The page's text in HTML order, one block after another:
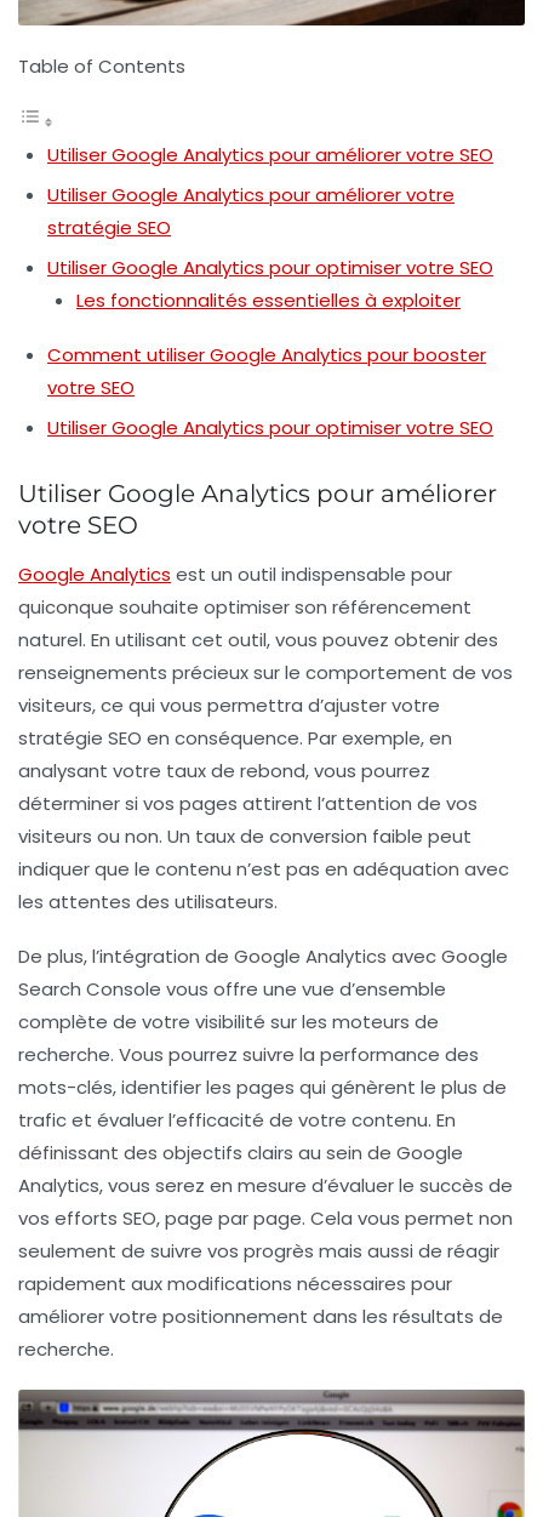
Table of Contents
Utiliser Google Analytics pour améliorer votre SEO
Utiliser Google Analytics pour améliorer votre
stratégie SEO
Utiliser Google Analytics pour optimiser votre SEO
Les fonctionnalités essentielles à exploiter
Comment utiliser Google Analytics pour booster
votre SEO
Utiliser Google Analytics pour optimiser votre SEO
Utiliser Google Analytics pour améliorer
votre SEO
Google Analytics est un outil indispensable pour
quiconque souhaite optimiser son référencement
naturel. En utilisant cet outil, vous pouvez obtenir des
renseignements précieux sur le comportement de vos
visiteurs, ce qui vous permettra d’ajuster votre
stratégie SEO en conséquence. Par exemple, en
analysant votre taux de rebond, vous pourrez
déterminer si vos pages attirent l’attention de vos
visiteurs ou non. Un taux de conversion faible peut
indiquer que le contenu n’est pas en adéquation avec
les attentes des utilisateurs.
De plus, l’intégration de Google Analytics avecGoogle
Search Console vous offre une vue d’ensemble
complète de votre visibilité sur les moteurs de
recherche. Vous pourrez suivre la performance des
mots-clés, identifier les pages qui génèrent le plus de
trafic et évaluer l’efficacité de votre contenu. En
définissant des objectifs clairs au sein de Google
Analytics, vous serez en mesure d’évaluer le succès de
vos efforts SEO, page par page. Cela vous permet non
seulement de suivre vos progrès mais aussi de réagir
rapidement aux modifications nécessaires pour
améliorer votre positionnement dans les résultats de
recherche.